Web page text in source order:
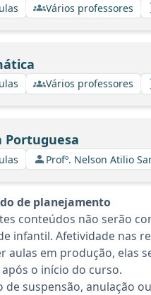
Vários professores
Vários professores
Portuguesa
Profº. Nelson Atilio
de planejamento
conteúdos não serão
infantil. Afetividade nas
aulas em produção, elas
o início do curso.
de suspensão, anulação